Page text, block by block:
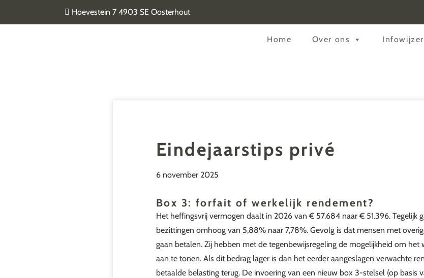
Hoevestein 7 4903 SE Oosterhout
Header
Home Over ons Infowijzer
Eindejaarstips privé
6 november 2025
Box 3: forfait of werkelijk rendement?
Het heffingsvrij vermogen daalt in 2026 van € 57.684 naar € 51.396. Tegelijk
bezittingen omhoog van 5,88% naar 7,78%. Gevolg is dat mensen met
gaan betalen. Zij hebben met de tegenbewijsregeling de mogelijkheid om het
aan te tonen. Als dit bedrag lager is dan het eerder aangeslagen verwachte
betaalde belasting terug. De invoering van een nieuw box 3-stelsel (op basis